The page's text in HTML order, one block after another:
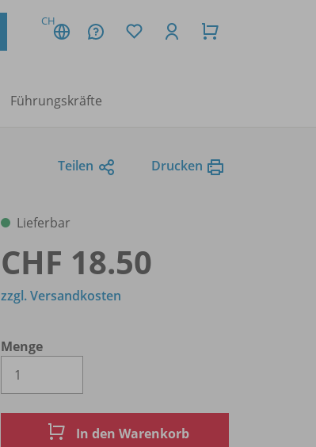
CH
Führungskräfte
Teilen Drucken
Lieferbar
CHF 18.50
Menge
zzgl. Versandkosten
In den Warenkorb